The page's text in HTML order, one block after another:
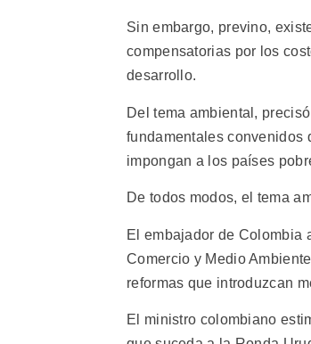
Sin embargo, previno,
compensatorias por los
desarrollo.
Del tema ambiental,
fundamentales convenidos
impongan a los países
De todos modos, el tema
El embajador de Colombia
Comercio y Medio
reformas que introduzcan
El ministro colombiano